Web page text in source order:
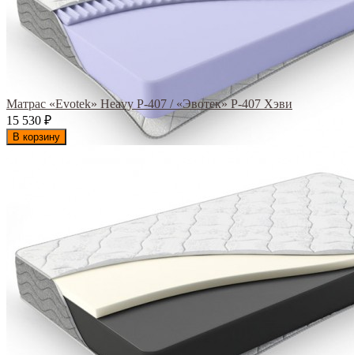
Матрас «Evotek» Heavy Р-407 / «Эвотек» Р-407 Хэви
15 530 ₽
В корзину